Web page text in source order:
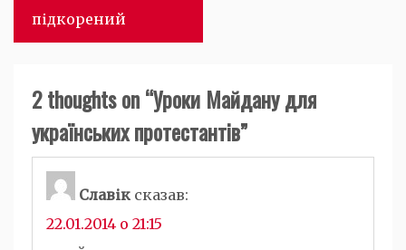
підкорений
2 thoughts on “Уроки Майдану для
українських протестантів”
Славік сказав:
22.01.2014 о 21:15